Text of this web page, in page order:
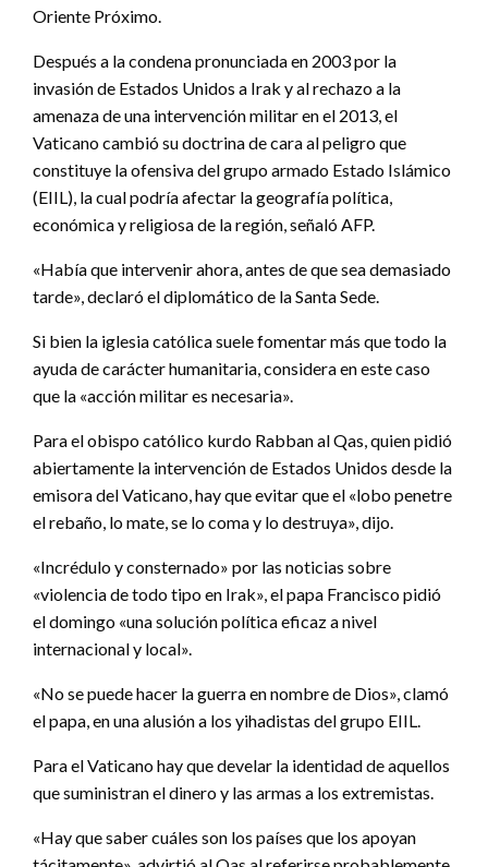
Oriente Próximo.
Después a la condena pronunciada en 2003 por la
invasión de Estados Unidos a Irak y al rechazo a la
amenaza de una intervención militar en el 2013, el
Vaticano cambió su doctrina de cara al peligro que
constituye la ofensiva del grupo armado Estado Islámico
(EIIL), la cual podría afectar la geografía política,
económica y religiosa de la región, señaló AFP.
«Había que intervenir ahora, antes de que sea demasiado
tarde», declaró el diplomático de la Santa Sede.
Si bien la iglesia católica suele fomentar más que todo la
ayuda de carácter humanitaria, considera en este caso
que la «acción militar es necesaria».
Para el obispo católico kurdo Rabban al Qas, quien pidió
abiertamente la intervención de Estados Unidos desde la
emisora del Vaticano, hay que evitar que el «lobo penetre
el rebaño, lo mate, se lo coma y lo destruya», dijo.
«Incrédulo y consternado» por las noticias sobre
«violencia de todo tipo en Irak», el papa Francisco pidió
el domingo «una solución política eficaz a nivel
internacional y local».
«No se puede hacer la guerra en nombre de Dios», clamó
el papa, en una alusión a los yihadistas del grupo EIIL.
Para el Vaticano hay que develar la identidad de aquellos
que suministran el dinero y las armas a los extremistas.
«Hay que saber cuáles son los países que los apoyan